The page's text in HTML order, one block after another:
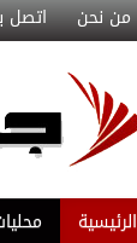
من نحن اتصل
الرئيسية